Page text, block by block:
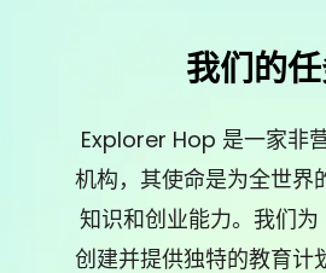
我们的
Explorer Hop 是一家非
机构，其使命是为全世界
知识和创业能力。我们
创建并提供独特的教育计